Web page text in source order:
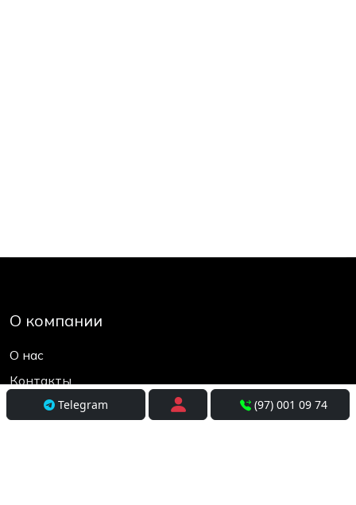
О компании
О нас
Контакты
Социальные сети
Telegram (97) 001 09 74